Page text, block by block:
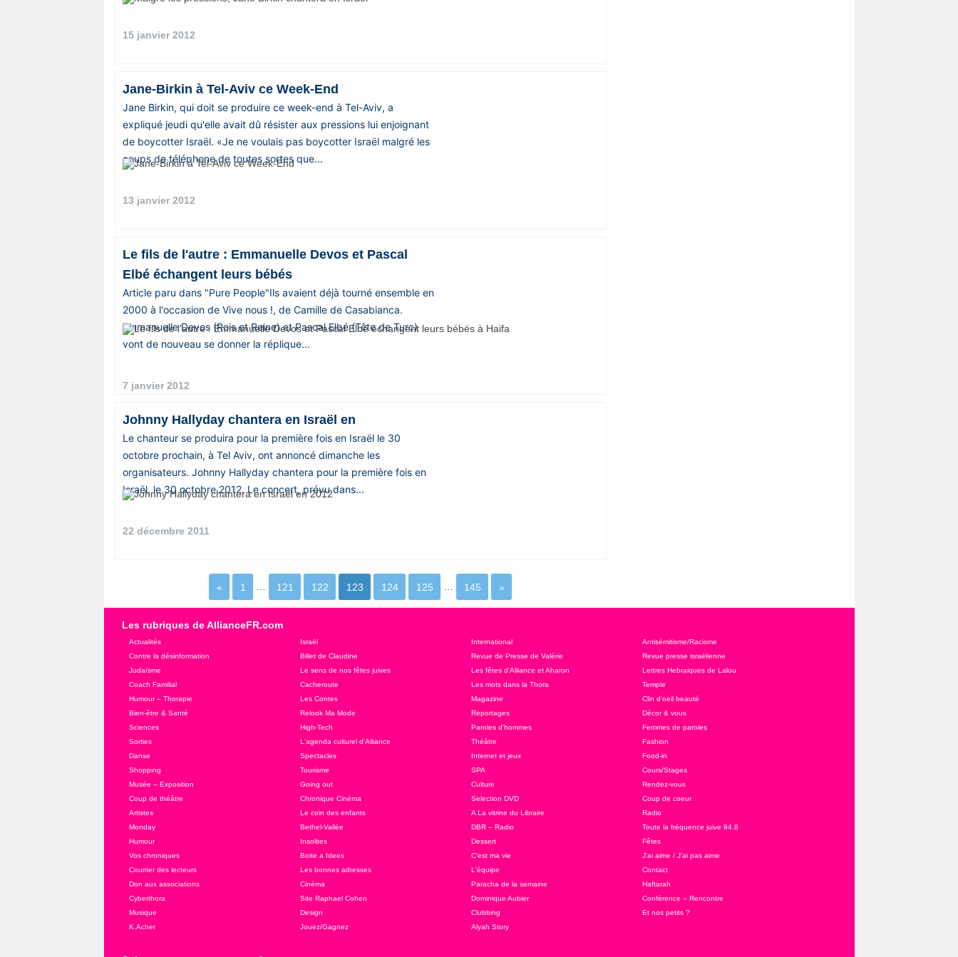
15 janvier 2012
Jane-Birkin à Tel-Aviv ce Week-End
Jane Birkin, qui doit se produire ce week-end à Tel-Aviv, a
expliqué jeudi qu'elle avait dû résister aux pressions lui enjoignant
de boycotter Israël. «Je ne voulais pas boycotter Israël malgré les
coups de téléphone de toutes sortes que...
13 janvier 2012
Le fils de l'autre : Emmanuelle Devos et Pascal
Elbé échangent leurs bébés
Article paru dans "Pure People"Ils avaient déjà tourné ensemble en
2000 à l'occasion de Vive nous !, de Camille de Casabianca.
Emmanuelle Devos (Rois et Reine) et Pascal Elbé (Tête de Turc)
vont de nouveau se donner la réplique...
7 janvier 2012
Johnny Hallyday chantera en Israël en
Le chanteur se produira pour la première fois en Israël le 30
octobre prochain, à Tel Aviv, ont annoncé dimanche les
organisateurs. Johnny Hallyday chantera pour la première fois en
Israël, le 30 octobre 2012. Le concert, prévu dans...
22 décembre 2011
« 1 121 122 123 124 125 145 »
Les rubriques de AllianceFR.com
Actualités Israël International
Antisémitisme/Racisme
Contre la désinformation
Billet de Claudine Revue de Presse de Valérie
Revue presse israélienne
Judaïsme
Le sens de nos fêtes juives Les fêtes d'Alliance et Aharon
Lettres Hebraiques de Lalou
Coach Familial
Cacheroute Les mots dans la Thora
Temple
Humour – Thorapie
Les Contes Magazine
Clin d'oeil beauté
Bien-être & Santé
Relook Ma Mode Reportages
Décor & vous
Sciences
High-Tech Paroles d'hommes
Femmes de paroles
Sorties
L'agenda culturel d'Alliance Théâtre
Fashion
Danse
Spectacles Internet et jeux
Food-in
Shopping
Tourisme SPA
Cours/Stages
Musée – Exposition
Going out Culture
Rendez-vous
Coup de théâtre
Chronique Cinéma Selection DVD
Coup de coeur
Artistes
Le coin des enfants A La vitrine du Libraire
Radio
Monday
Bethel-Vallée DBR – Radio
Toute la fréquence juive 94.8
Humour
Insolites Dessert
Fêtes
Vos chroniques
Boite a Idees C'est ma vie
J'ai aime / J'ai pas aime
Courrier des lecteurs
Les bonnes adresses L'équipe
Contact
Don aux associations
Cinéma Paracha de la semaine
Haftarah
Cyberthora
Site Raphael Cohen Dominique Aubier
Conférence – Rencontre
Musique
Design Clubbing
Et nos petits ?
K.Acher
Jouez/Gagnez Alyah Story